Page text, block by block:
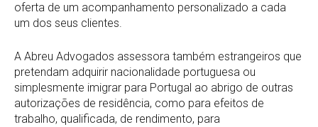
oferta de um acompanhamento personalizado a cada
um dos seus clientes.
A Abreu Advogados assessora também estrangeiros que
pretendam adquirir nacionalidade portuguesa ou
simplesmente imigrar para Portugal ao abrigo de outras
autorizações de residência, como para efeitos de
trabalho, qualificada, de rendimento, para